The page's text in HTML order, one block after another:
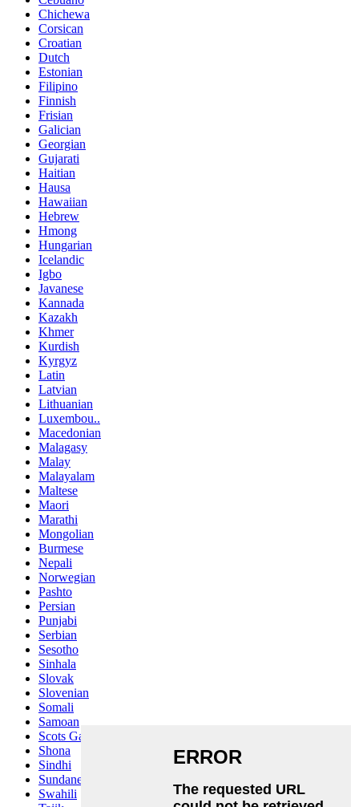
Chichewa
Corsican
Croatian
Dutch
Estonian
Filipino
Finnish
Frisian
Galician
Georgian
Gujarati
Haitian
Hausa
Hawaiian
Hebrew
Hmong
Hungarian
Icelandic
Igbo
Javanese
Kannada
Kazakh
Khmer
Kurdish
Kyrgyz
Latin
Latvian
Lithuanian
Luxembou..
Macedonian
Malagasy
Malay
Malayalam
Maltese
Maori
Marathi
Mongolian
Burmese
Nepali
Norwegian
Pashto
Persian
Punjabi
Serbian
Sesotho
Sinhala
Slovak
Slovenian
Somali
Samoan
Scots Gaelic
Shona
Sindhi
Sundanese
Swahili